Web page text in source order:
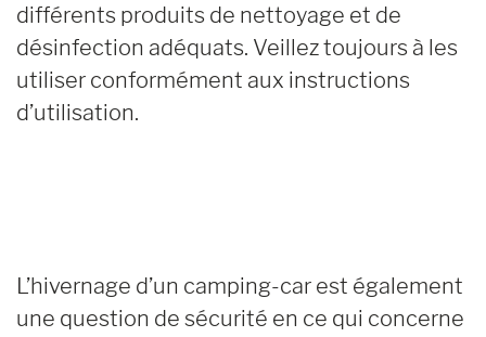
différents produits de nettoyage et de
désinfection adéquats. Veillez toujours à les
utiliser conformément aux instructions
d’utilisation.
L’hivernage d’un camping-car est également
une question de sécurité en ce qui concerne